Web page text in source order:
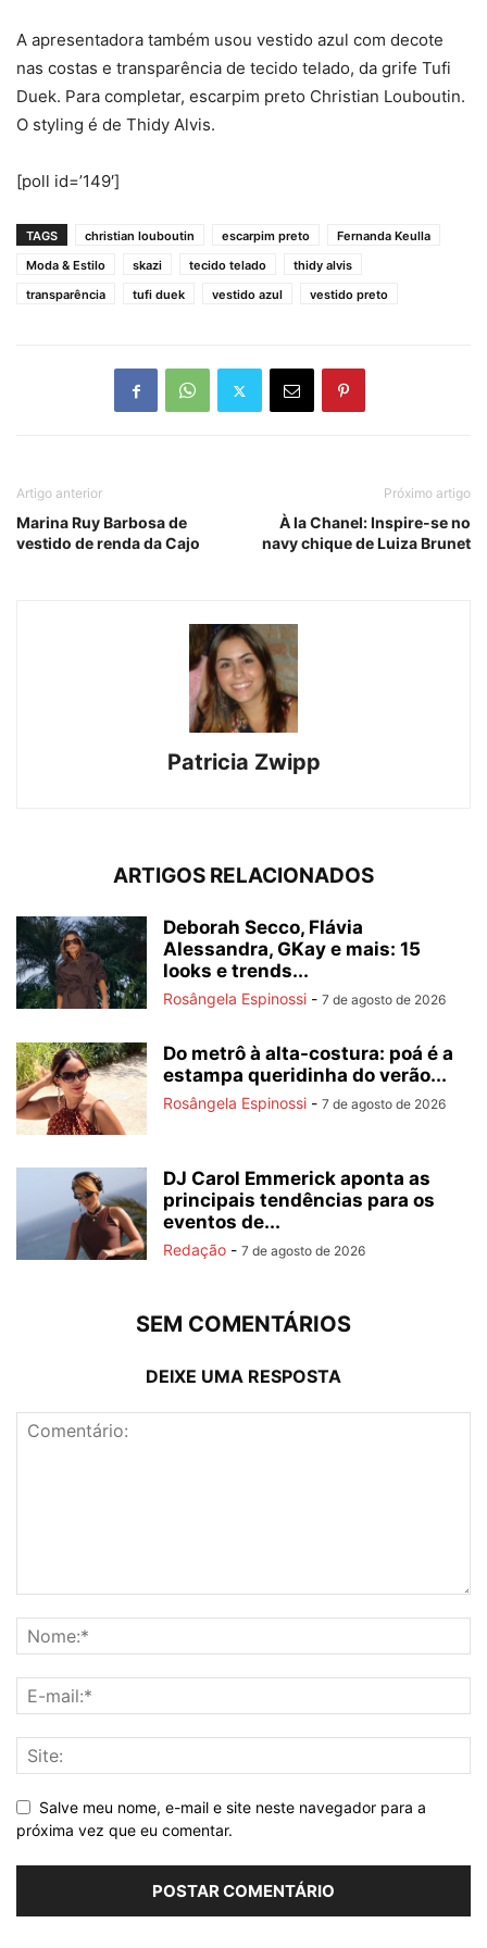
A apresentadora também usou vestido azul com decote
nas costas e transparência de tecido telado, da grife Tufi
Duek. Para completar, escarpim preto Christian Louboutin.
O styling é de Thidy Alvis.
[poll id=’149′]
TAGS christian louboutin escarpim preto
Fernanda Keulla
Moda & Estilo
skazi tecido telado
thidy alvis
transparência
tufi duek vestido azul vestido preto
Artigo anterior
Marina Ruy Barbosa de
vestido de renda da Cajo
Próximo artigo
À la Chanel: Inspire-se no
navy chique de Luiza Brunet
Patricia Zwipp
ARTIGOS RELACIONADOS
Deborah Secco, Flávia
Alessandra, GKay e mais: 15
looks e trends...
Rosângela Espinossi - 7 de agosto de 2026
Do metrô à alta-costura: poá é a
estampa queridinha do verão...
Rosângela Espinossi - 7 de agosto de 2026
DJ Carol Emmerick aponta as
principais tendências para os
eventos de...
Redação - 7 de agosto de 2026
SEM COMENTÁRIOS
DEIXE UMA RESPOSTA
Salve meu nome, e-mail e site neste navegador para a
próxima vez que eu comentar.